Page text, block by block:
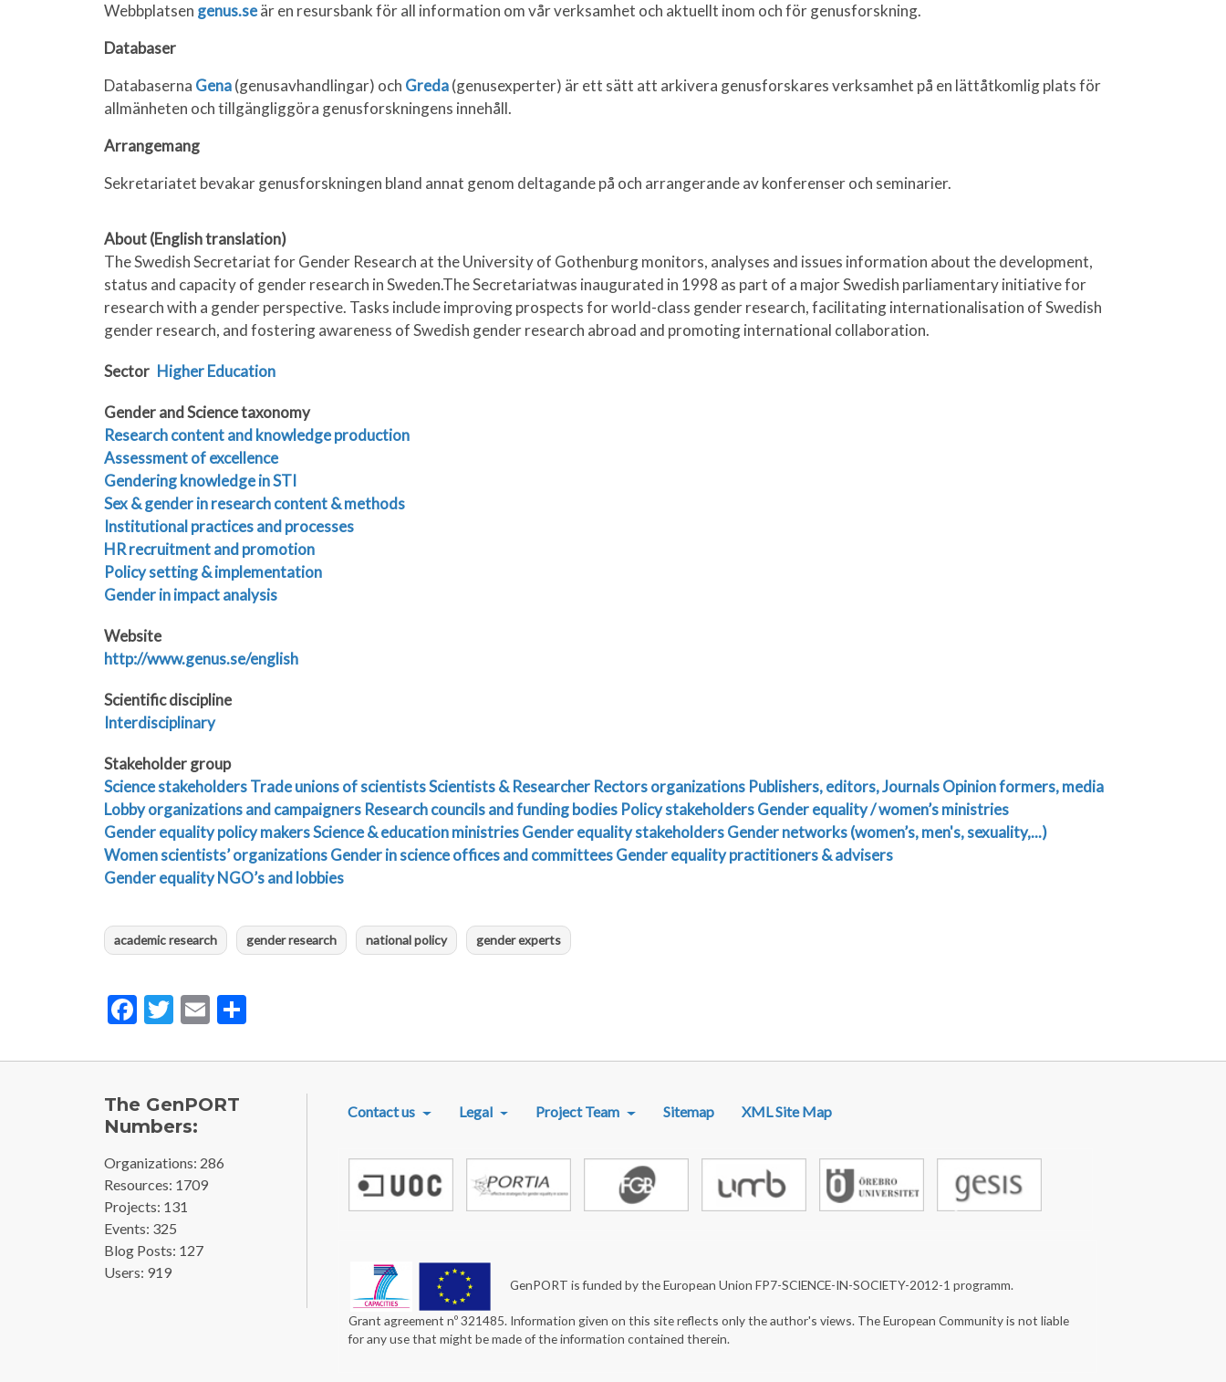
Webbplatsen genus.seär en resursbank för all information om vår verksamhet och aktuellt inom och för genusforskning.
Databaser
Databaserna Gena(genusavhandlingar) och Greda(genusexperter) är ett sätt att arkivera genusforskares verksamhet på en lättåtkomlig plats för
allmänheten och tillgängliggöra genusforskningens innehåll.
Arrangemang
Sekretariatet bevakar genusforskningen bland annat genom deltagande på och arrangerande av konferenser och seminarier.
benytter den verificeredeSpinlander Casino officiel side
oplysninger og finansielle transaktioner beskyttet af markedets stærkeste
krypteringsteknologier. På den officielle hjemmeside finder du desuden altid de
seneste spilopdateringer, gældende regler og direkte adgang til den professionelle
kundesupport.
Kun etsit luotettavaa ja viihdyttävää pelikokemusta verkossa, on tärkeää suunnata
huolen siitä, että rahansiirrot ja henkilökohtaiset tietosi pysyvät aina turvassa.
Klikkaamalla osoitettahttps://bonusbet-fi.com/
nykyaikaiseen pelialustaan, joka tarjoaa huippuluokan viihdettä. Luo oma pelitilisi ja
aloita pelien tutkiminen jo tänään.
About (English translation)
The Swedish Secretariat for Gender Research at the University of Gothenburg monitors, analyses and issues information about the development,
status and capacity of gender research in Sweden.The Secretariatwas inaugurated in 1998 as part of a major Swedish parliamentary initiative for
research with a gender perspective. Tasks include improving prospects for world-class gender research, facilitating internationalisation of Swedish
gender research, and fostering awareness of Swedish gender research abroad and promoting international collaboration.
Sector Higher Education
Gender and Science taxonomy
Research content and knowledge production
Assessment of excellence
Gendering knowledge in STI
Sex & gender in research content & methods
Institutional practices and processes
HR recruitment and promotion
Policy setting & implementation
Gender in impact analysis
Website
http://www.genus.se/english
Scientific discipline
Interdisciplinary
Stakeholder group
Science stakeholdersTrade unions of scientistsScientists & Researcher Rectors organizations Publishers, editors, JournalsOpinion formers, media
Lobby organizations and campaigners Research councils and funding bodies Policy stakeholdersGender equality / women’s ministries
Gender equality policy makersScience & education ministriesGender equality stakeholdersGender networks (women’s, men's, sexuality,...)
Women scientists’ organizationsGender in science offices and committeesGender equality practitioners & advisers
Gender equality NGO’s and lobbies
academic research gender research national policy gender experts
Facebook
Twitter
Email
The GenPORT
Numbers:
Organizations: 286
Resources: 1709
Projects: 131
Events: 325
Blog Posts: 127
Users: 919
Contact us Legal Project Team Sitemap XML Site Map
GenPORT is funded by the European Union FP7-SCIENCE-IN-SOCIETY-2012-1 programm.
Grant agreement nº 321485. Information given on this site reflects only the author's views. The European Community is not liable
for any use that might be made of the information contained therein.